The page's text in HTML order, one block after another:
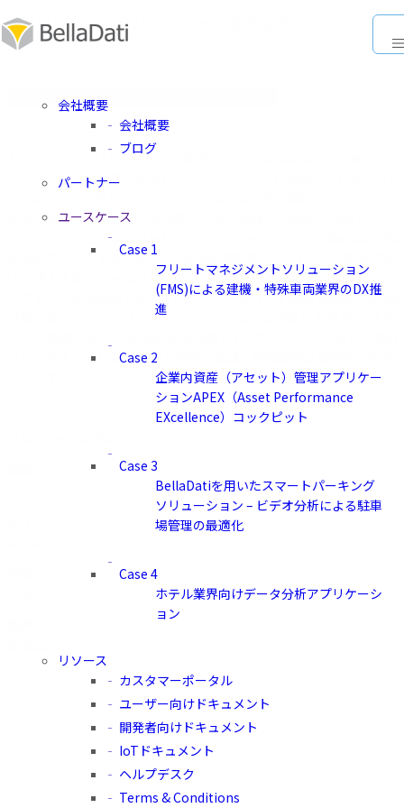
会社概要
会社概要
ブログ
パートナー
ユースケース
Case 1
フリートマネジメントソリューション
(FMS)による建機・特殊車両業界のDX推
進
Case 2
企業内資産（アセット）管理アプリケー
ションAPEX（Asset Performance
EXcellence）コックピット
Case 3
BellaDatiを用いたスマートパーキング
ソリューション – ビデオ分析による駐車
場管理の最適化
Case 4
ホテル業界向けデータ分析アプリケーシ
ョン
リソース
カスタマーポータル
ユーザー向けドキュメント
開発者向けドキュメント
IoTドキュメント
ヘルプデスク
Terms & Conditions
TDIプロダクトソリューション株式会社
TDIプロダクトソリューション株式会社は、BellaDatiのOEMパート
ナーとして、製造業向けIoTソリューション「TSUNAGU-EDGE（T-
を加えることなく、データ収集・エッジ処理・可視化・分析をノン
ログラミングで実現するIoTプラットフォームです。BellaDatiの高
な分析エンジンおよびIoTデータ処理基盤をベースに、TDIPS独自の
UI・導入支援フレームを統合し、日本の製造現場に即したスマート
ァクトリー化を加速させます。クラウドを介さず現場完結型の運用
可能であり、セキュリティやリアルタイム性の要求にも対応。OEM
され、日本市場における導入障壁の低減と価値提供の最適化を実現